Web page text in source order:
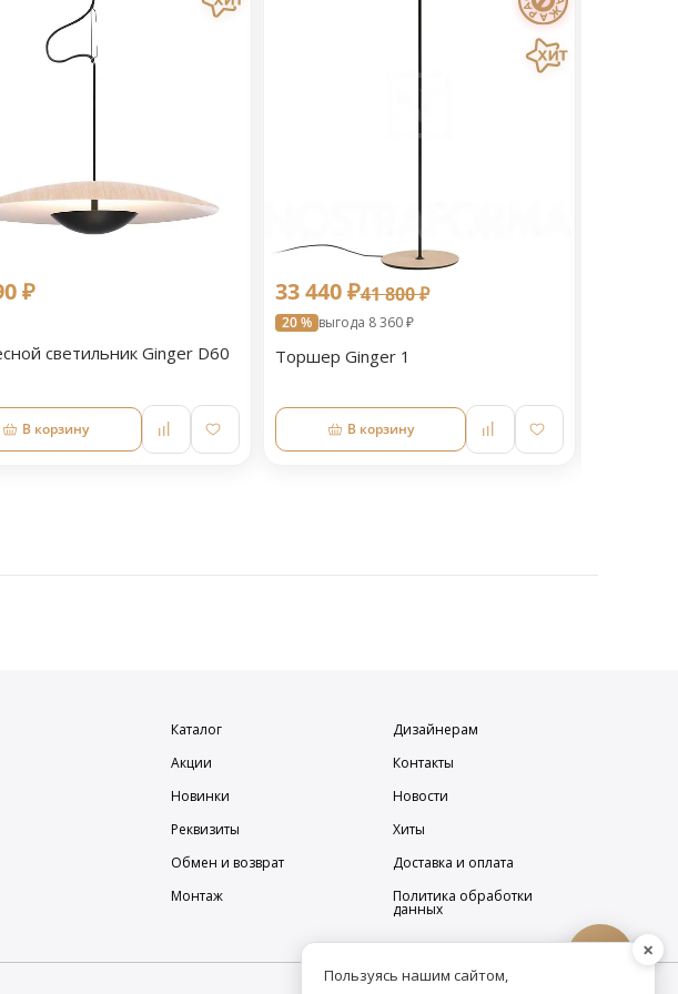
₽
светильник Ginger D60
В корзину
33 440 ₽41 800 ₽
20 % выгода 8 360 ₽
Торшер Ginger 1
В корзину
Каталог
Дизайнерам
Акции
Контакты
Новинки
Новости
Реквизиты
Хиты
Обмен и возврат
Доставка и оплата
Монтаж
Политика обработки
данных
Пользуясь нашим сайтом,
×